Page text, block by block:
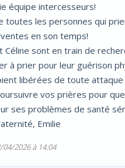
équipe intercesseurs!
toutes les personnes qui
en son temps!
Céline sont en train de
à prier pour leur guérison
libérées de toute attaque
vos prières pour
ses problèmes de santé
Emilie
2026 à 14:04